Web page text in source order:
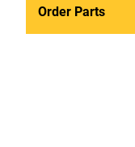
Order Parts